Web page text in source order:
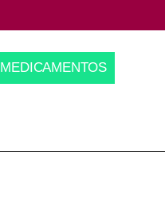
MEDICAMENTOS